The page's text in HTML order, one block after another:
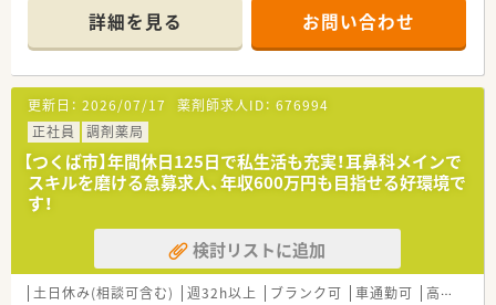
■つくばエクスプレスつくば駅直結の好立地に、2026年に開局
した非常に利便性の高い薬局です。
■主な応需科目は内科や小児科および消化器内科となっており、
幅広い層の患者様に対応する地域密着型の店舗運営を目指しま
す。
■体制は薬剤師1名と事務員1名による運営が想定されており、
一人薬剤師として責任感を持って主体的に業務へ取り組めま
す。
【募集背景と求める人物像について】
り、新しい環境を自らの手で作り上げたい意欲的な方を求めてい
■将来的に管理薬剤師へのステップアップを視野に入れている
方や、店舗運営に興味がある向上心の高い方を歓迎いたします。
詳細を見る お問い合わせ
更新日： 2026/07/17 薬剤師求人ID： 676994
正社員
調剤薬局
【つくば市】年間休日125日で私生活も充実！耳鼻科メインで
スキルを磨ける急募求人、年収600万円も目指せる好環境で
す！
検討リストに追加
土日休み(相談可含む) 週32h以上 ブランク可 車通勤可 高給与(600万円以上)